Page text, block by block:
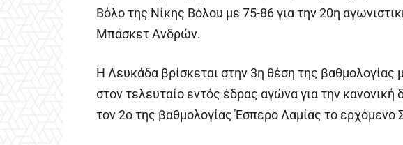
Βόλο της Νίκης Βόλου με 75-86 για την 20η
Μπάσκετ Ανδρών.
Η Λευκάδα βρίσκεται στην 3η θέση της βαθμολογίας
στον τελευταίο εντός έδρας αγώνα για την
τον 2ο της βαθμολογίας Έσπερο Λαμίας το ερχόμενο